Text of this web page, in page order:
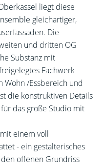
liegt diese
gleichartiger,
Die
und dritten OG
Substanz mit
Fachwerk
Wohn /Essbereich und
die konstruktiven Details
das große Studio mit
einem voll
- ein gestalterisches
offenen Grundriss